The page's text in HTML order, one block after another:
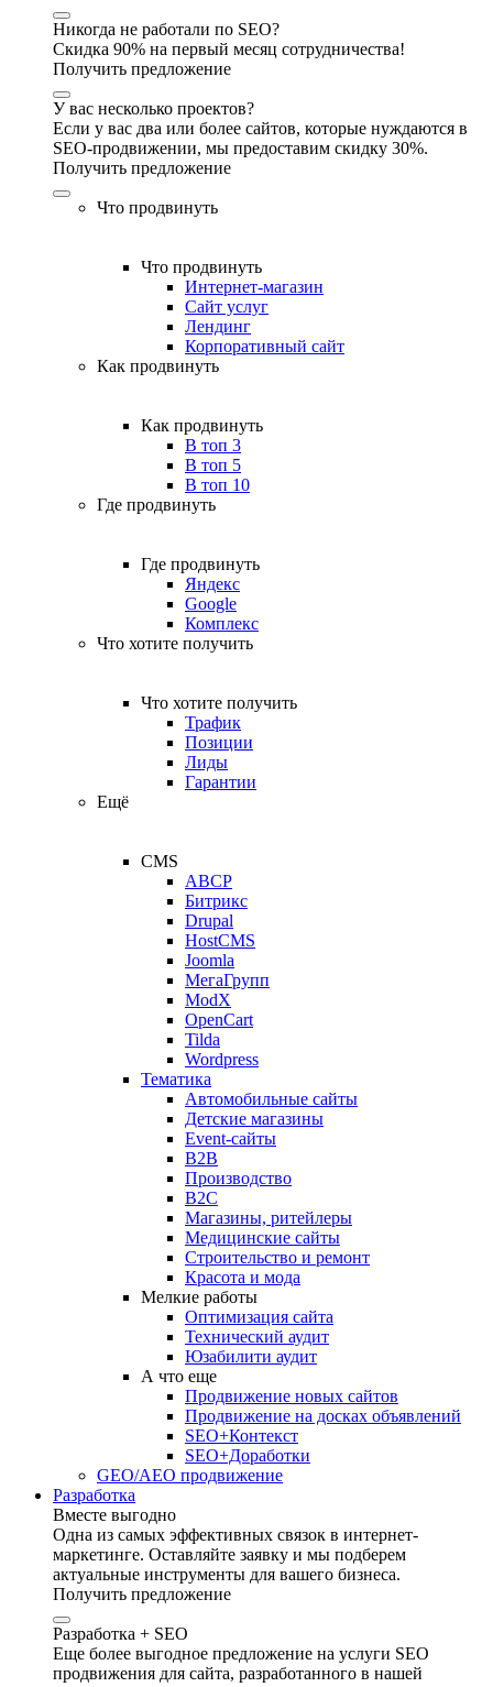
Никогда не работали по SEO?
Скидка 90% на первый месяц сотрудничества!
Получить предложение
У вас несколько проектов?
Если у вас два или более сайтов, которые нуждаются в
SEO-продвижении, мы предоставим скидку 30%.
Получить предложение
Что продвинуть
Что продвинуть
Интернет-магазин
Сайт услуг
Лендинг
Корпоративный сайт
Как продвинуть
Как продвинуть
В топ 3
В топ 5
В топ 10
Где продвинуть
Где продвинуть
Яндекс
Google
Комплекс
Что хотите получить
Что хотите получить
Трафик
Позиции
Лиды
Гарантии
Ещё
CMS
ABCP
Битрикс
Drupal
HostCMS
Joomla
МегаГрупп
ModX
OpenCart
Tilda
Wordpress
Тематика
Автомобильные сайты
Детские магазины
Event-сайты
B2B
Производство
B2C
Магазины, ритейлеры
Медицинские сайты
Строительство и ремонт
Красота и мода
Мелкие работы
Оптимизация сайта
Технический аудит
Юзабилити аудит
А что еще
Продвижение новых сайтов
Продвижение на досках объявлений
SEO+Контекст
SEO+Доработки
GEO/AEO продвижение
Разработка
Вместе выгодно
Одна из самых эффективных связок в интернет-
маркетинге. Оставляйте заявку и мы подберем
актуальные инструменты для вашего бизнеса.
Получить предложение
Разработка + SEO
Еще более выгодное предложение на услуги SEO
продвижения для сайта, разработанного в нашей